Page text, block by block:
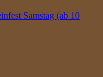
Samstag (ab 10